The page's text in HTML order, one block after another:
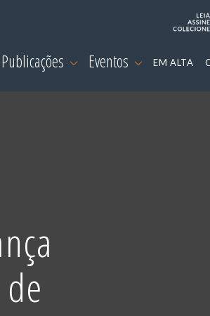
Publicações Eventos EM ALTA